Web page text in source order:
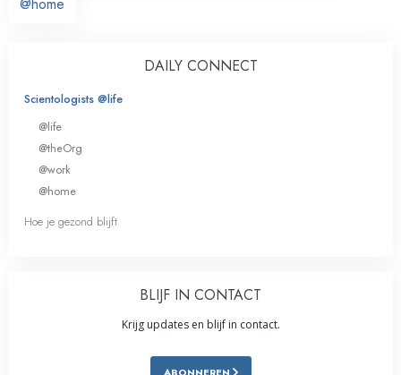
DAILY CONNECT
Scientologists @life
@life
@theOrg
@work
@home
Hoe je gezond blijft
BLIJF IN CONTACT
Krijg updates en blijf in contact.